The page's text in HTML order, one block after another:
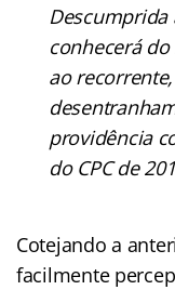
Descumprida
conhecerá
ao
providência
do CPC de
Cotejando a
facilmente